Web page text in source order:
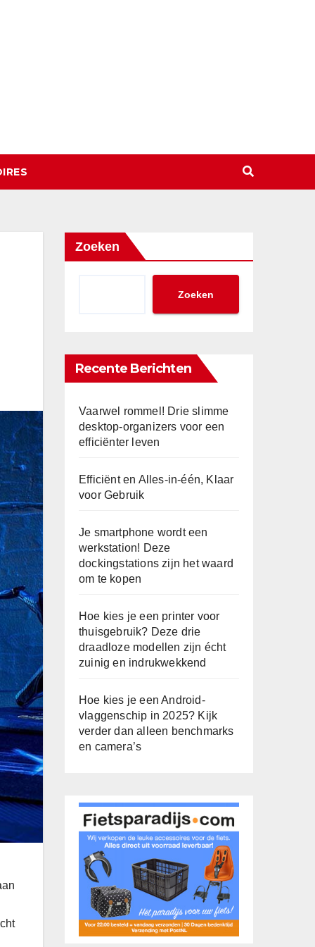
Zoeken
Zoeken
Recente Berichten
Vaarwel rommel! Drie slimme
desktop-organizers voor een
efficiënter leven
Efficiënt en Alles-in-één, Klaar
voor Gebruik
Je smartphone wordt een
werkstation! Deze
dockingstations zijn het waard
om te kopen
Hoe kies je een printer voor
thuisgebruik? Deze drie
draadloze modellen zijn écht
zuinig en indrukwekkend
Hoe kies je een Android-
vlaggenschip in 2025? Kijk
verder dan alleen benchmarks
en camera’s